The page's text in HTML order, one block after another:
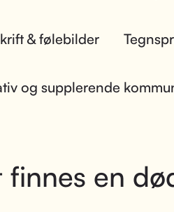
& følebilder
og supplerende
finnes en